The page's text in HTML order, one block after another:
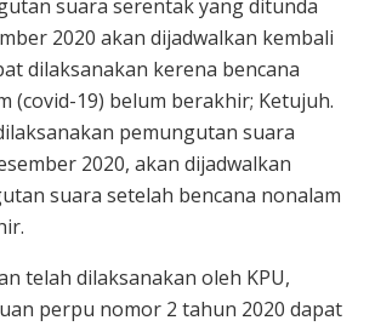
suara serentak yang ditunda
2020 akan dijadwalkan kembali
dilaksanakan kerena bencana
(covid-19) belum berakhir; Ketujuh.
pemungutan suara
2020, akan dijadwalkan
suara setelah bencana nonalam
telah dilaksanakan oleh KPU,
perpu nomor 2 tahun 2020 dapat